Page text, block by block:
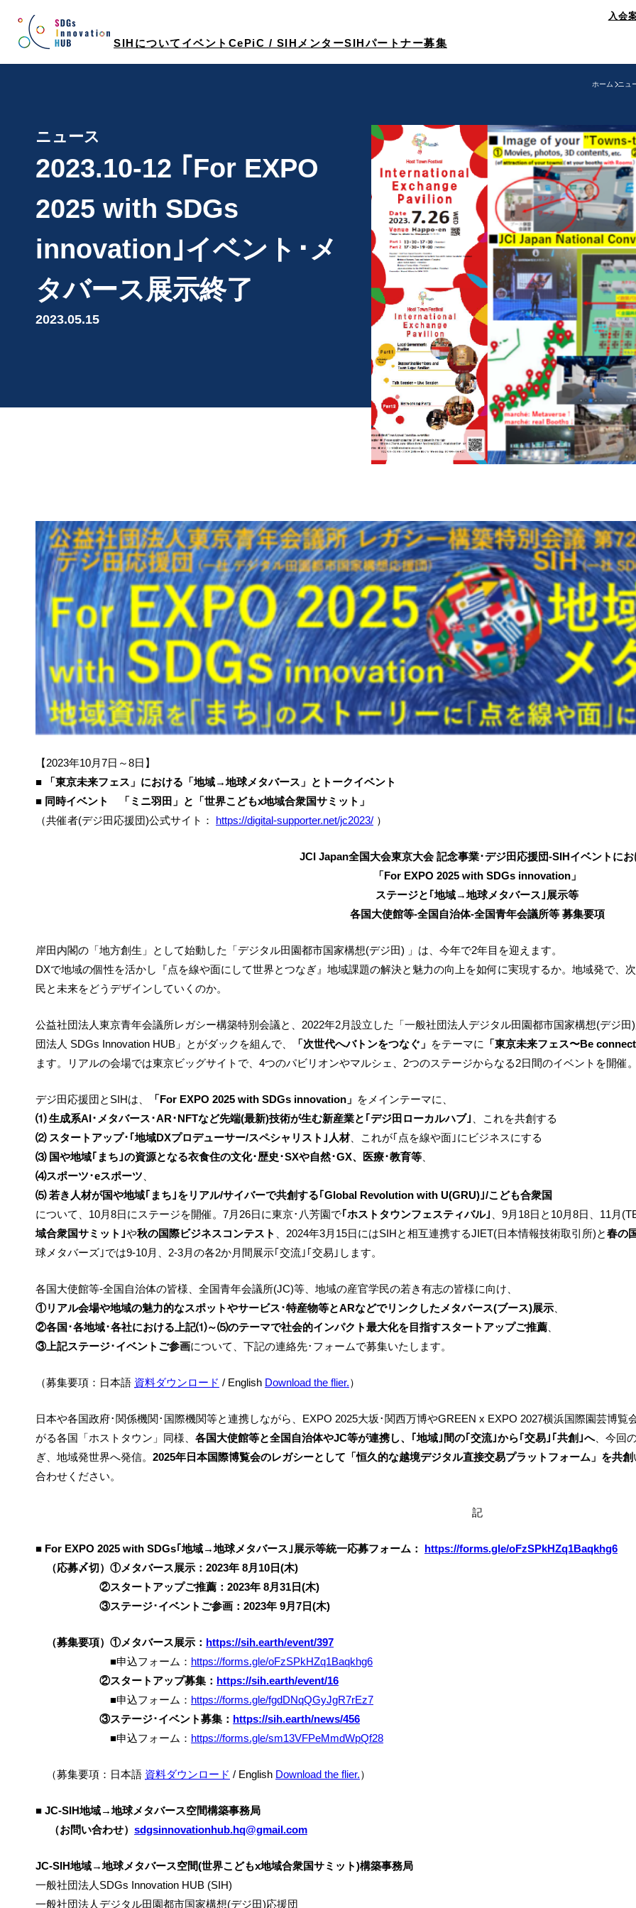
ス
SIHについて イベント CePiC / SIHメンターSIHパートナー募集
入会
ホーム ニュ
ニュース
2023.10-12 ｢For EXPO
2025 with SDGs
innovation｣イベント･メ
タバース展示終了
2023.05.15
【2023年10月7日～8日】
■
「東京未来フェス」における「地域→地球メタバース」とトークイベント
■ 同時イベント 「ミニ羽田」と「世界こどもx地域合衆国サミット」
（共催者(デジ田応援団)公式サイト： https://digital-supporter.net/jc2023/ ）
JCI Japan全国大会東京大会 記念事業･デジ田応援団-SIHイベントにお
「For EXPO 2025 with SDGs innovation」
ステージと｢地域→地球メタバース｣展示等
各国大使館等-全国自治体-全国青年会議所等 募集要項
岸田内閣の「地方創生」として始動した「デジタル田園都市国家構想(デジ田) 」は、今年で2年目を迎えます。
DXで地域の個性を活かし『点を線や面にして世界とつなぎ』地域課題の解決と魅力の向上を如何に実現するか。地域発で、
民と未来をどうデザインしていくのか。
公益社団法人東京青年会議所レガシー構築特別会議と、2022年2月設立した「一般社団法人デジタル田園都市国家構想(デジ
団法人 SDGs Innovation HUB」とがダックを組んで、
「次世代へバトンをつなぐ」 をテーマに
「東京未来フェス〜Be
ます。リアルの会場では東京ビッグサイトで、4つのパビリオンやマルシェ、2つのステージからなる2日間のイベントを開催
デジ田応援団とSIHは、 「For EXPO 2025 with SDGs innovation」 をメインテーマに、
⑴ 生成系AI･メタバース･AR･NFTなど先端(最新)技術が生む新産業と｢デジ田ローカルハブ｣
、これを共創する
⑵ スタートアップ･｢地域DXプロデューサー/スペシャリスト｣人材、これが｢点を線や面｣にビジネスにする
⑶ 国や地域｢まち｣の資源となる衣食住の文化･歴史･SXや自然･GX、医療･教育等
⑷スポーツ･eスポーツ
⑸ 若き人材が国や地域｢まち｣をリアル/サイバーで共創する｢Global Revolution with U(GRU)｣/こども合衆国
について、10月8日にステージを開催。7月26日に東京･八芳園で｢ホストタウンフェスティバル｣
、9月18日と10月8日、11月
域合衆国サミット｣や秋の国際ビジネスコンテスト 、2024年3月15日にはSIHと相互連携するJIET(日本情報技術取引所)と春の
球メタバーズ｣では9-10月、2-3月の各2か月間展示｢交流｣｢交易｣します。
各国大使館等-全国自治体の皆様、全国青年会議所(JC)等、地域の産官学民の若き有志の皆様に向け、
①リアル会場や地域の魅力的なスポットやサービス･特産物等とARなどでリンクしたメタバース(ブース)展示
②各国･各地域･各社における上記⑴～⑸のテーマで社会的インパクト最大化を目指すスタートアップご推薦
③上記ステージ･イベントご参画について、下記の連絡先･フォームで募集いたします。
（募集要項：日本語 資料ダウンロード / English Download the flier.）
日本や各国政府･関係機関･国際機関等と連携しながら、EXPO 2025大坂･関西万博やGREEN x EXPO 2027横浜国際園芸博
がる各国「ホストタウン」同様、 各国大使館等と全国自治体やJC等が連携し、｢地域｣間の｢交流｣から｢交易｣｢共創｣へ、今回
ぎ、地域発世界へ発信。 2025年日本国際博覧会のレガシーとして「恒久的な越境デジタル直接交易プラットフォーム」を共創
合わせください。
記
■ For EXPO 2025 with SDGs｢地域→地球メタバース｣展示等統一応募フォーム： https://forms.gle/oFzSPkHZq1Baqkhg6
（応募〆切）①メタバース展示：2023年 8月10日(木)
②スタートアップご推薦：2023年 8月31日(木)
③ステージ･イベントご参画：2023年 9月7日(木)
（募集要項）①メタバース展示： https://sih.earth/event/397
■申込フォーム： https://forms.gle/oFzSPkHZq1Baqkhg6
②スタートアップ募集： https://sih.earth/event/16
■申込フォーム： https://forms.gle/fgdDNqQGyJgR7rEz7
③ステージ･イベント募集： https://sih.earth/news/456
■申込フォーム： https://forms.gle/sm13VFPeMmdWpQf28
（募集要項：日本語 資料ダウンロード / English Download the flier.）
■ JC-SIH地域→地球メタバース空間構築事務局
（お問い合わせ） sdgsinnovationhub.hq@gmail.com
JC-SIH地域→地球メタバース空間(世界こどもx地域合衆国サミット)構築事務局
一般社団法人SDGs Innovation HUB (SIH)
一般社団法人デジタル田園都市国家構想(デジ田)応援団